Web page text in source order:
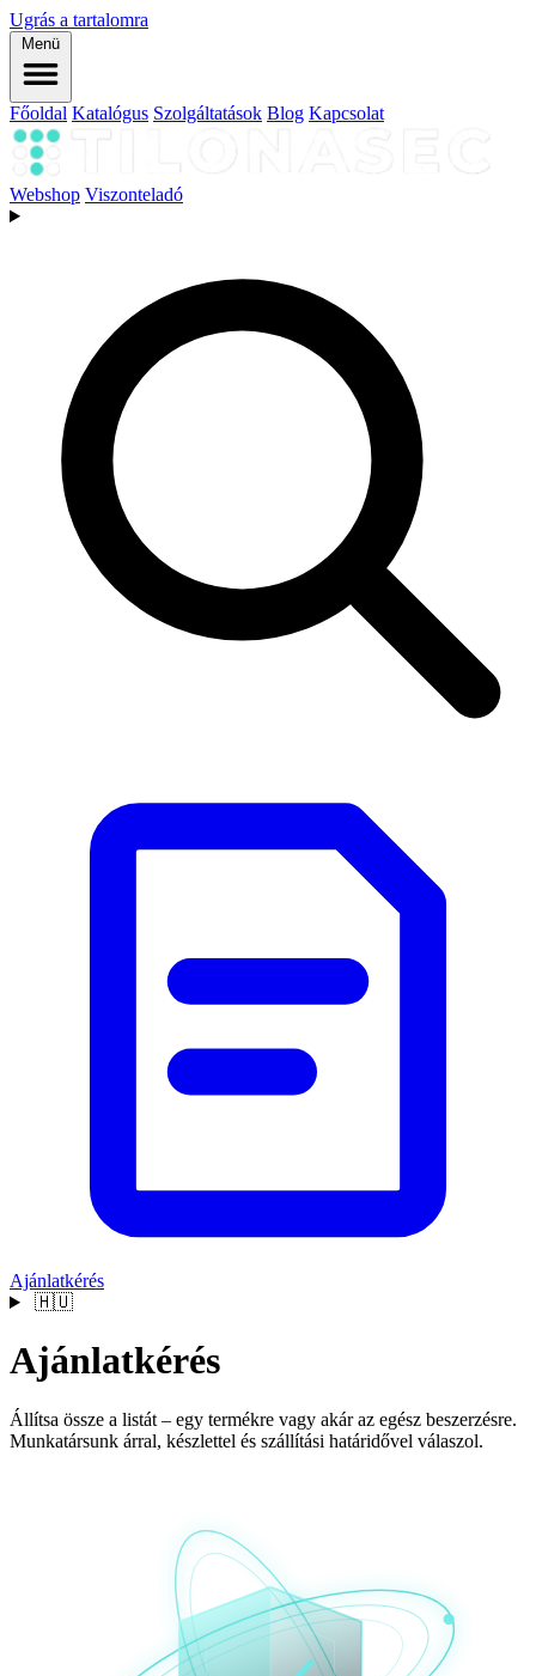
Ugrás a tartalomra
Menü
Főoldal Katalógus Szolgáltatások Blog Kapcsolat
Webshop Viszonteladó
Ajánlatkérés
🇭🇺
Ajánlatkérés
Állítsa össze a listát – egy termékre vagy akár az egész beszerzésre.
Munkatársunk árral, készlettel és szállítási határidővel válaszol.